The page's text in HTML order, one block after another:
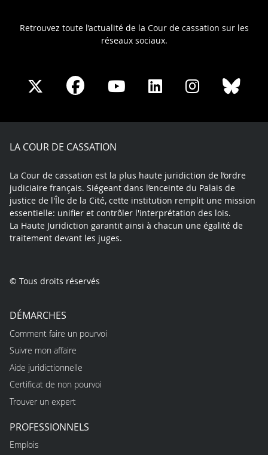
Retrouvez toute l’actualité de la Cour de cassation sur les
réseaux sociaux.
Share
X
Share
Facebook
Share
Youtube
Share
LinkedIn
Share
Instagram
LA COUR DE CASSATION
La Cour de cassation est la plus haute juridiction de l’ordre
judiciaire français. Siégeant dans l’enceinte du Palais de
justice de l'Île de la Cité, cette institution remplit une mission
essentielle: unifier et contrôler l'interprétation des lois.
La Haute Juridiction garantit ainsi à chacun une égalité de
traitement devant les juges.
© Tous droits réservés
DÉMARCHES
Comment faire un pourvoi
Suivre mon affaire
Aide juridictionnelle
Certificat de non pourvoi
Trouver un expert
PROFESSIONNELS
Emplois